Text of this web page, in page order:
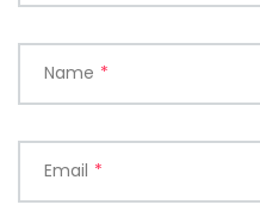
Name *
Email *